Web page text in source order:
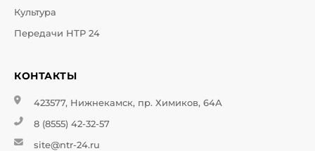
Культура
Передачи НТР 24
КОНТАКТЫ
423577, Нижнекамск, пр. Химиков, 64А
8 (8555) 42-32-57
site@ntr-24.ru